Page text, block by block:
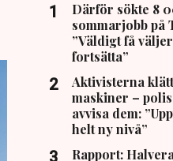
Därför sökte 8
sommarjobb på
”Väldigt få
fortsätta”
Aktivisterna
maskiner –
avvisa dem:
helt ny nivå”
Rapport: